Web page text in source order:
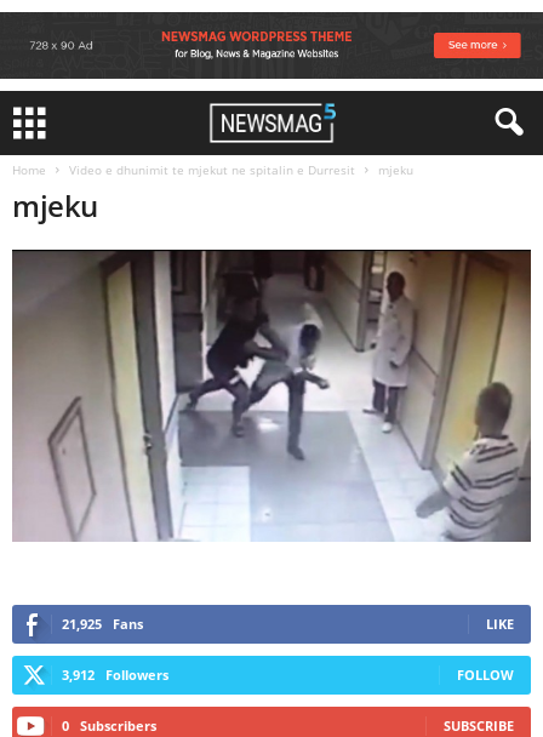
Home Video e dhunimit te mjekut ne spitalin e Durresit mjeku
mjeku
21,925 Fans LIKE
3,912 Followers FOLLOW
0 Subscribers SUBSCRIBE